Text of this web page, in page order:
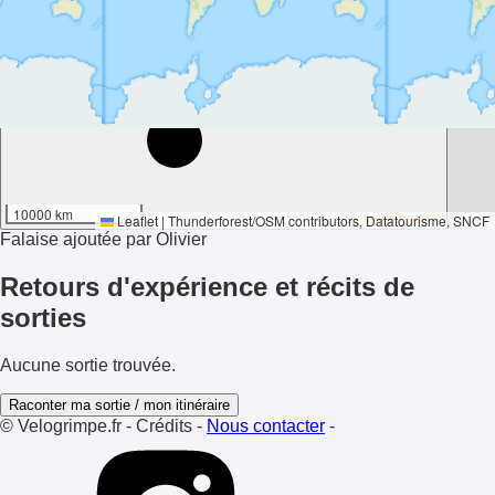
Ensoleillement
10000 km Leaflet | Thunderforest/OSM contributors, Datatourisme, SNCF
Falaise ajoutée par Olivier
Retours d'expérience et récits de
sorties
Aucune sortie trouvée.
Raconter ma sortie / mon itinéraire
© Velogrimpe.fr - Crédits - Nous contacter -